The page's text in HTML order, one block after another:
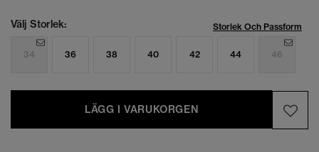
Välj Storlek: Storlek Och Passform
34 36 38 40 42 44 46
LÄGG I VARUKORGEN